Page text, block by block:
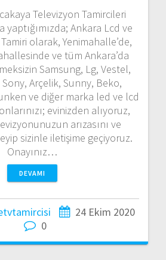
Televizyon Tamircileri
Ankara Lcd ve
olarak, Yenimahalle’de,
ve tüm Ankara’da
Samsung, Lg, Vestel,
Arçelik, Sunny, Beko,
ve diğer marka led ve lcd
evinizden alıyoruz,
arızasını ve
sizinle iletişime geçiyoruz.
Onayınız…
DEVAMI
24 Ekim 2020
0